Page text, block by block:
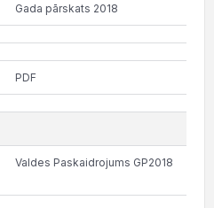
Gada pārskats 2018
PDF
Valdes Paskaidrojums GP2018